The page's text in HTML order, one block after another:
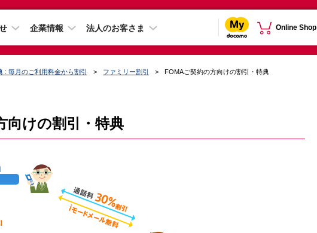
企業情報 法人のお客さま Online Shop
: 毎月のご利用料金から割引 ファミリー割引 FOMAご契約の方向けの割引・特典
向けの割引・特典